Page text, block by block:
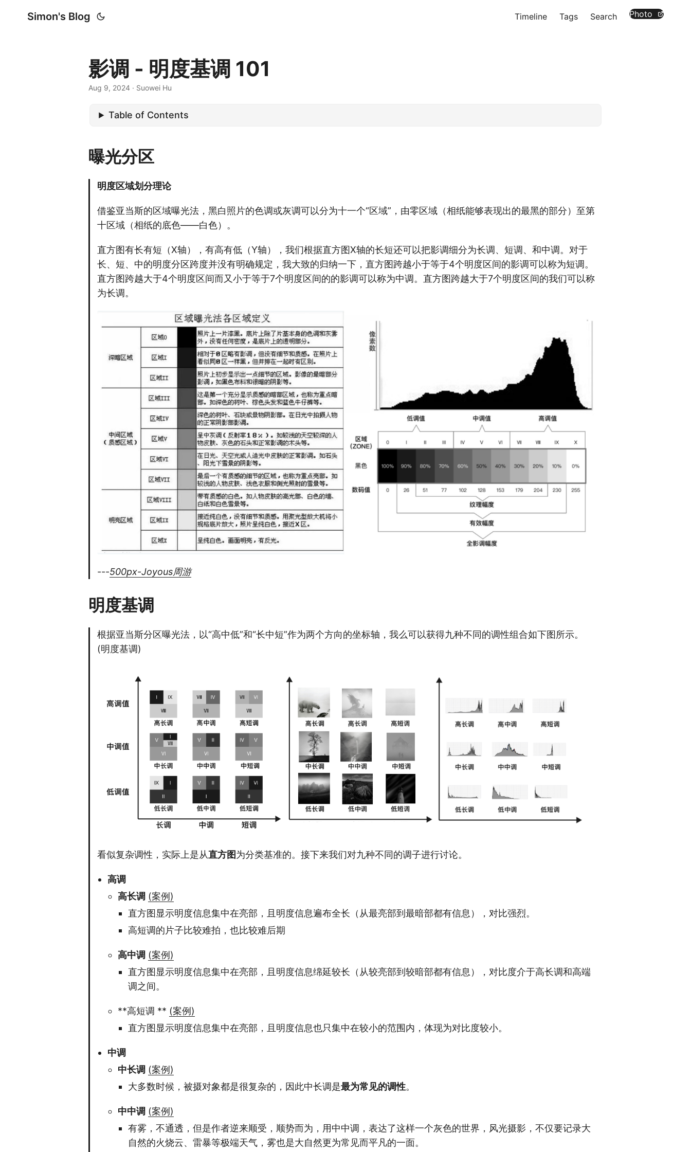
Simon's Blog Timeline Tags Search Photo
影调 - 明度基调 101
Aug 9, 2024 · Suowei Hu
Table of Contents
曝光分区
明度区域划分理论
借鉴亚当斯的区域曝光法，黑白照片的色调或灰调可以分为十一个“区域”，由零区域（相纸能够表现出的最黑的部分）至第
十区域（相纸的底色——白色）。
直方图有长有短（X轴），有高有低（Y轴），我们根据直方图X轴的长短还可以把影调细分为长调、短调、和中调。对于
长、短、中的明度分区跨度并没有明确规定，我大致的归纳一下，直方图跨越小于等于4个明度区间的影调可以称为短调。
直方图跨越大于4个明度区间而又小于等于7个明度区间的的影调可以称为中调。直方图跨越大于7个明度区间的我们可以称
为长调。
---500px-Joyous周游
明度基调
根据亚当斯分区曝光法，以“高中低”和“长中短”作为两个方向的坐标轴，我么可以获得九种不同的调性组合如下图所示。
(明度基调)
看似复杂调性，实际上是从直方图为分类基准的。接下来我们对九种不同的调子进行讨论。
高调
高长调 (案例)
直方图显示明度信息集中在亮部，且明度信息遍布全长（从最亮部到最暗部都有信息），对比强烈。
高短调的片子比较难拍，也比较难后期
高中调 (案例)
直方图显示明度信息集中在亮部，且明度信息绵延较长（从较亮部到较暗部都有信息），对比度介于高长调和高端
调之间。
**高短调 ** (案例)
直方图显示明度信息集中在亮部，且明度信息也只集中在较小的范围内，体现为对比度较小。
中调
中长调 (案例)
大多数时候，被摄对象都是很复杂的，因此中长调是最为常见的调性。
中中调 (案例)
有雾，不通透，但是作者逆来顺受，顺势而为，用中中调，表达了这样一个灰色的世界，风光摄影，不仅要记录大
自然的火烧云、雷暴等极端天气，雾也是大自然更为常见而平凡的一面。